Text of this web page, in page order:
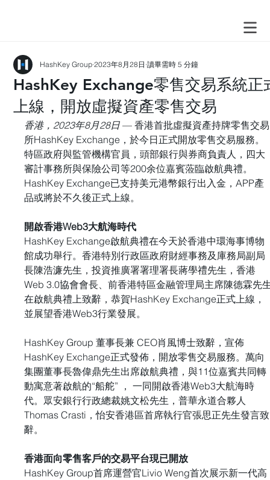
HashKey Exchange零售交易系統正
上線，開放虛擬資產零售交易
HashKey Group 2023年8月28日 讀畢需時 5 分鐘
香港，2023年8月28日 — 香港首批虛擬資產持牌零售交易
所HashKey Exchange，於今日正式開放零售交易服務。
特區政府與監管機構官員，頭部銀行與券商負責人，四大
審計事務所與保險公司等200余位嘉賓蒞臨啟航典禮。
HashKey Exchange已支持美元港幣銀行出入金，APP產
品或將於不久後正式上線。
開啟香港Web3大航海時代
HashKey Exchange啟航典禮在今天於香港中環海事博物
館成功舉行。香港特別行政區政府財經事務及庫務局副局
長陳浩濂先生，投資推廣署署理署長蔣學禮先生，香港
Web 3.0協會會長、前香港特區金融管理局主席陳德霖先
在啟航典禮上致辭，恭賀HashKey Exchange正式上線，
並展望香港Web3行業發展。
HashKey Group 董事長兼 CEO肖風博士致辭，宣佈
HashKey Exchange正式發佈，開放零售交易服務。萬向
集團董事長魯偉鼎先生出席啟航典禮，與11位嘉賓共同轉
動寓意著啟航的“船舵” ， 一同開啟香港Web3大航海時
代。眾安銀行行政總裁姚文松先生，普華永道合夥人
Thomas Crasti，怡安香港區首席執行官張思正先生發言致
辭。
香港面向零售客戶的交易平台現已開放
HashKey Group首席運營官Livio Weng首次展示新一代高